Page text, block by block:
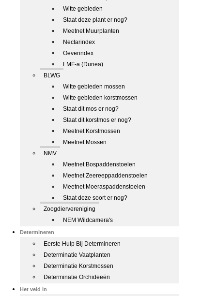
Witte gebieden
Staat deze plant er nog?
Meetnet Muurplanten
Nectarindex
Oeverindex
LMF-a (Dunea)
BLWG
Witte gebieden mossen
Witte gebieden korstmossen
Staat dit mos er nog?
Staat dit korstmos er nog?
Meetnet Korstmossen
Meetnet Mossen
NMV
Meetnet Bospaddenstoelen
Meetnet Zeereeppaddenstoelen
Meetnet Moeraspaddenstoelen
Staat deze soort er nog?
Zoogdiervereniging
NEM Wildcamera's
Determineren
Eerste Hulp Bij Determineren
Determinatie Vaatplanten
Determinatie Korstmossen
Determinatie Orchideeën
Het veld in